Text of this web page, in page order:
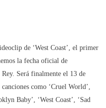
de ‘West Coast’, el primer
la fecha oficial de
Será finalmente el 13 de
como ‘Cruel World’,
Baby’, ‘West Coast’, ‘Sad